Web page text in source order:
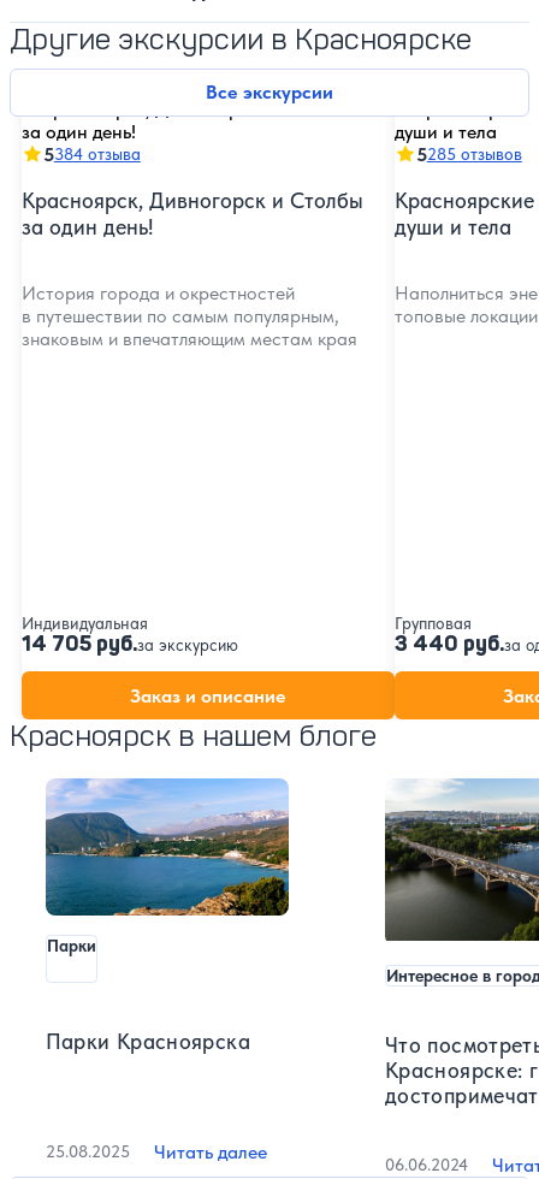
Другие экскурсии в Красноярске
Все экскурсии
5384 отзыва
Красноярск, Дивногорск и Столбы
за один день!
История города и окрестностей
в путешествии по самым популярным,
знаковым и впечатляющим местам края
Индивидуальная
14 705 руб.за экскурсию
Заказ и описание
5285 отзывов
души и тела
Наполниться
топовые
Групповая
3 440 руб.за
Красноярск в нашем блоге
Парки Красноярска
Парки
25.08.2025 Читать далее
Что
Красноярске:
Интересное в
06.06.2024